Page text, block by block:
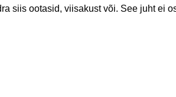
siis ootasid, viisakust või. See juht ei